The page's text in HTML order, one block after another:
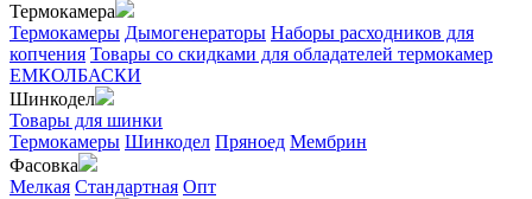
Термокамера
Термокамеры Дымогенераторы Наборы расходников для
копчения Товары со скидками для обладателей термокамер
ЕМКОЛБАСКИ
Шинкодел
Товары для шинки
Термокамеры Шинкодел Пряноед Мембрин
Фасовка
Мелкая Стандартная Опт